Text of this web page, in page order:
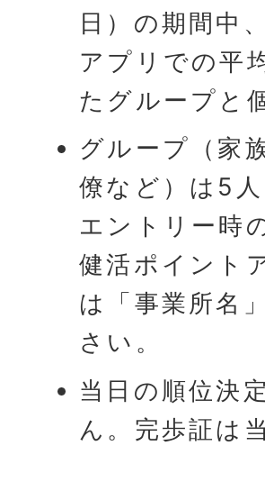
日）の期間中
アプリでの平
たグループと
グループ（家
僚など）は5
エントリー時
健活ポイント
は「事業所名
さい。
当日の順位決
ん。完歩証は